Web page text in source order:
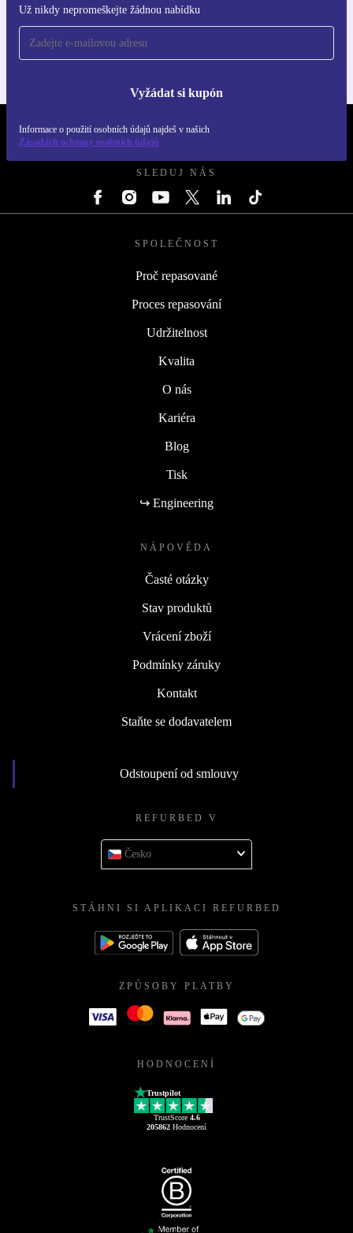
Už nikdy nepromeškejte žádnou nabídku
Vyžádat si kupón
Informace o použití osobních údajů najdeš v našich
Zásadách ochrany osobních údajů
Stáhni si aplikaci refurbed
Pro iOS a Android
REFURBED ČESKO - RETHINK NEW.
SLEDUJ NÁS
SPOLEČNOST
Proč repasované
Proces repasování
Udržitelnost
Kvalita
O nás
Kariéra
Blog
Tisk
↪ Engineering
NÁPOVĚDA
Časté otázky
Stav produktů
Vrácení zboží
Podmínky záruky
Kontakt
Staňte se dodavatelem
Odstoupení od smlouvy
REFURBED V
Česko
STÁHNI SI APLIKACI REFURBED
ZPŮSOBY PLATBY
HODNOCENÍ
Trustpilot
TrustScore 4.6
205862 Hodnocení